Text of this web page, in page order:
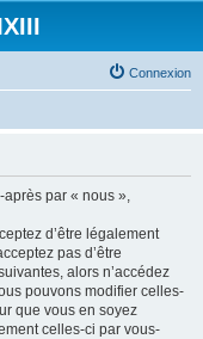
Connexion
après par « nous »,
d’être légalement
pas d’être
alors n’accédez
pouvons modifier celles-
que vous en soyez
celles-ci par vous-